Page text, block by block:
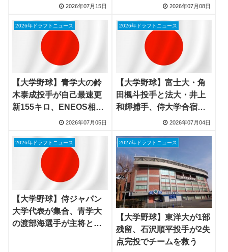
で快勝、アメリカとのリ
2026年07月15日
番で勝負、11日台湾初戦
2026年07月08日
2026年ドラフトニュース
【大学野球】青学大の鈴
木泰成投手が自己最速更
新155キロ、ENEOS相手
に3回無失点4Kで大学代
2026年07月05日
2026年ドラフトニュース
【大学野球】富士大・角
田楓斗投手と法大・井上
和輝捕手、侍大学合宿で
監督絶賛 最速153キロ右
湾へ
2026年07月04日
2026年ドラフトニュース
【大学野球】侍ジャパン
大学代表が集合、青学大
の渡部海選手が主将とし
2027年ドラフトニュース
【大学野球】東洋大が1部
残留、石沢順平投手が2失
点完投でチームを救う